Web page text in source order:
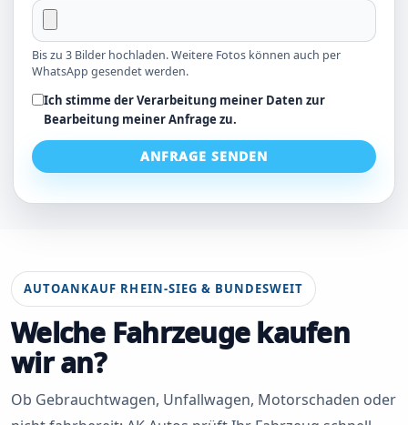
Bis zu 3 Bilder hochladen. Weitere Fotos können auch per
WhatsApp gesendet werden.
Ich stimme der Verarbeitung meiner Daten zur
Bearbeitung meiner Anfrage zu.
ANFRAGE SENDEN
AUTOANKAUF RHEIN-SIEG & BUNDESWEIT
Welche Fahrzeuge kaufen
wir an?
Ob Gebrauchtwagen, Unfallwagen, Motorschaden oder